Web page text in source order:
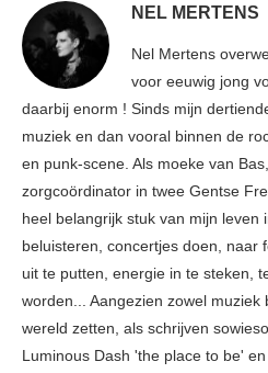
NEL MERTENS
Nel Mertens
voor eeuwig jong
daarbij enorm ! Sinds mijn
muziek en dan vooral binnen de
en punk-scene. Als moeke van
zorgcoördinator in twee Gentse
heel belangrijk stuk van mijn leven
beluisteren, concertjes doen, naar
uit te putten, energie in te steken,
worden... Aangezien zowel
wereld zetten, als schrijven
Luminous Dash 'the place to be'